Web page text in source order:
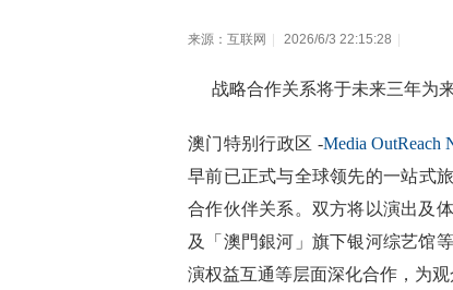
来源：互联网 2026/6/3 22:15:28
战略合作关系将于未来三年为
澳门特别行政区 -Media OutReach
早前已正式与全球领先的一站式
合作伙伴关系。双方将以演出及
及「澳門銀河」旗下银河综艺馆
演权益互通等层面深化合作，为